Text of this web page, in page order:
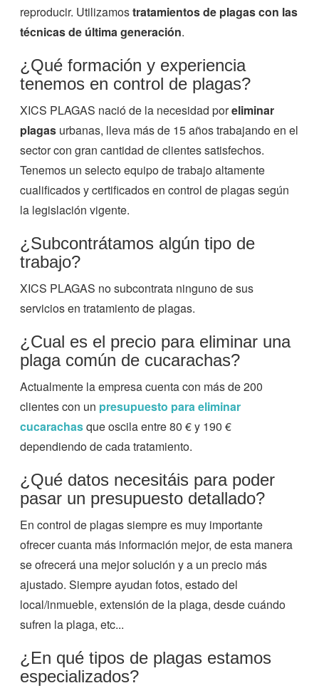
reproducir. Utilizamostratamientos de plagas con las
técnicas de última generación.
¿Qué formación y experiencia
tenemos en control de plagas?
XICS PLAGAS nació de la necesidad poreliminar
plagas urbanas, lleva más de 15 años trabajando en el
sector con gran cantidad de clientes satisfechos.
Tenemos un selecto equipo de trabajo altamente
cualificados y certificados en control de plagas según
la legislación vigente.
¿Subcontrátamos algún tipo de
trabajo?
XICS PLAGAS no subcontrata ninguno de sus
servicios en tratamiento de plagas.
¿Cual es el precio para eliminar una
plaga común de cucarachas?
Actualmente la empresa cuenta con más de 200
clientes con un presupuesto para eliminar
cucarachasque oscila entre 80 € y 190 €
dependiendo de cada tratamiento.
¿Qué datos necesitáis para poder
pasar un presupuesto detallado?
En control de plagas siempre es muy importante
ofrecer cuanta más información mejor, de esta manera
se ofrecerá una mejor solución y a un precio más
ajustado. Siempre ayudan fotos, estado del
local/inmueble, extensión de la plaga, desde cuándo
sufren la plaga, etc...
¿En qué tipos de plagas estamos
especializados?